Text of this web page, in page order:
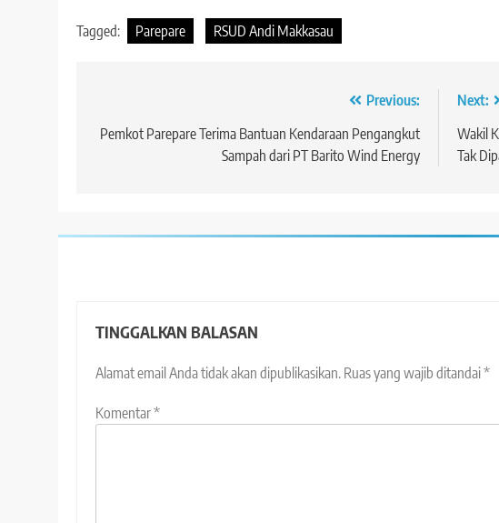
Tagged: Parepare RSUD Andi Makkasau
pos
Previous:
Pemkot Parepare Terima Bantuan Kendaraan Pengangkut
Sampah dari PT Barito Wind Energy
Next:
Wakil
Tak
TINGGALKAN BALASAN
Alamat email Anda tidak akan dipublikasikan. Ruas yang wajib ditandai*
Komentar*